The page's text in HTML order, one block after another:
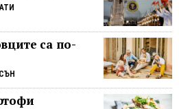
са по-